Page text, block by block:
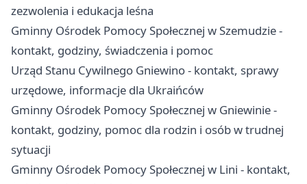
zezwolenia i edukacja leśna
Gminny Ośrodek Pomocy Społecznej w Szemudzie -
kontakt, godziny, świadczenia i pomoc
Urząd Stanu Cywilnego Gniewino - kontakt, sprawy
urzędowe, informacje dla Ukraińców
Gminny Ośrodek Pomocy Społecznej w Gniewinie -
kontakt, godziny, pomoc dla rodzin i osób w trudnej
sytuacji
Gminny Ośrodek Pomocy Społecznej w Lini - kontakt,